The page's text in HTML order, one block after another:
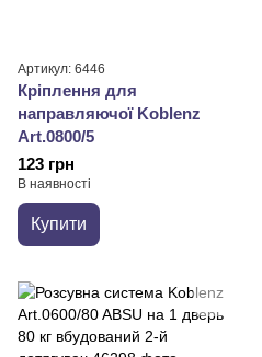
Артикул: 6446
Кріплення для
направляючої Koblenz
Art.0800/5
123 грн
В наявності
Купити